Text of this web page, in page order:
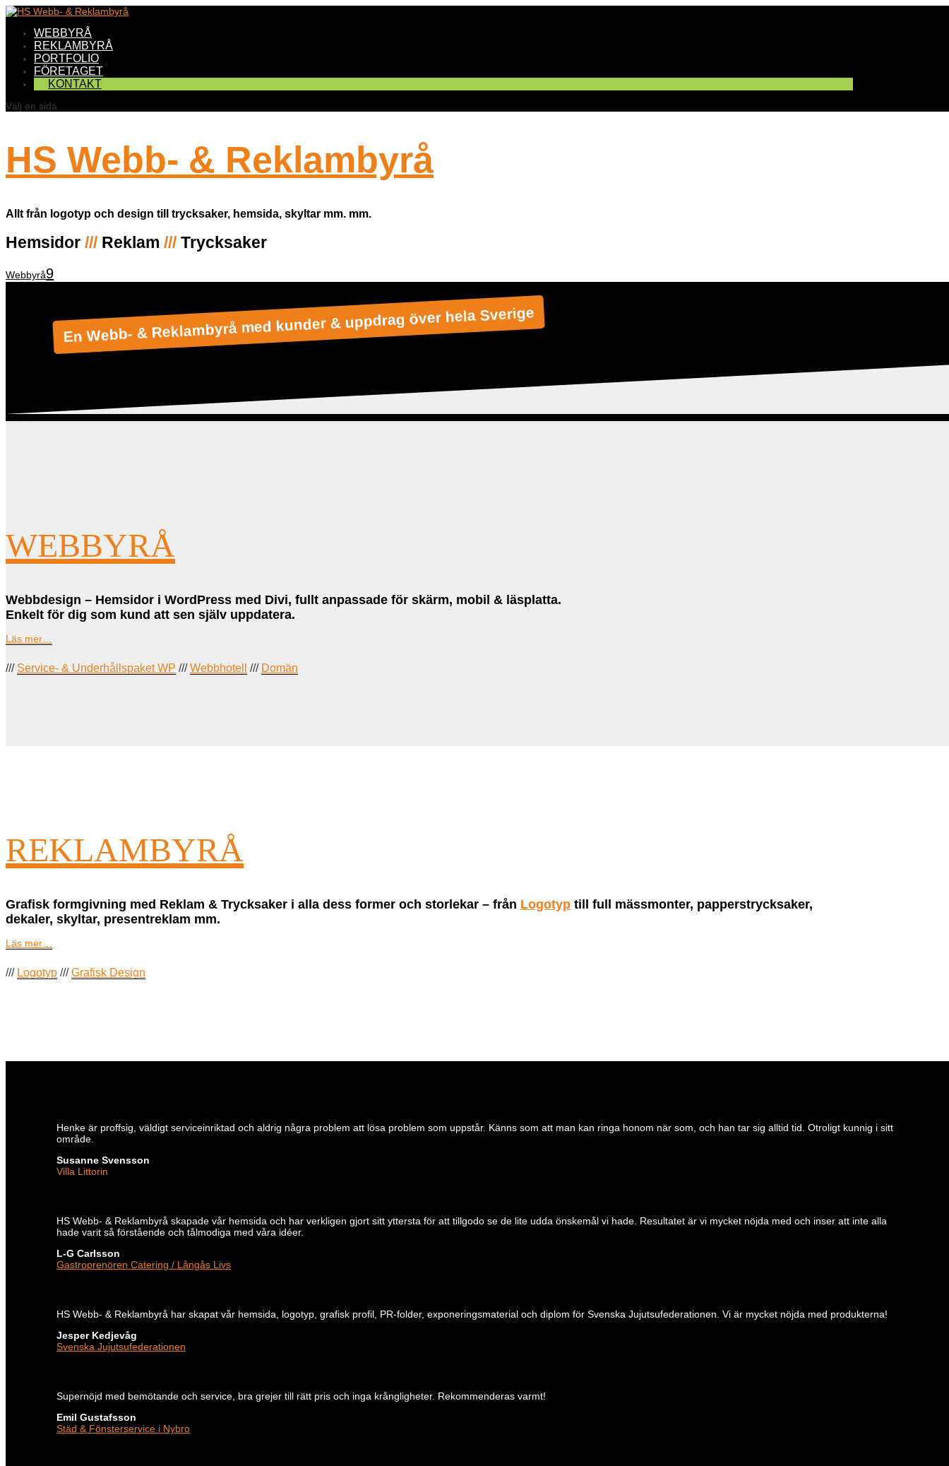
WEBBYRÅ
REKLAMBYRÅ
PORTFOLIO
FÖRETAGET
KONTAKT
Välj en sida
HS Webb- & Reklambyrå
Allt från logotyp och design till trycksaker, hemsida, skyltar mm. mm.
Hemsidor /// Reklam /// Trycksaker
Webbyrå
En Webb- & Reklambyrå med kunder & uppdrag över hela Sverige
WEBBYRÅ
Webbdesign – Hemsidor i WordPress med Divi, fullt anpassade för skärm, mobil & läsplatta.
Enkelt för dig som kund att sen själv uppdatera.
Läs mer…
/// Service- & Underhållspaket WP ///Webbhotell /// Domän
REKLAMBYRÅ
Grafisk formgivning med Reklam & Trycksaker i alla dess former och storlekar – från Logotyp till full mässmonter, papperstrycksaker,
dekaler, skyltar, presentreklam mm.
Läs mer…
/// Logotyp ///Grafisk Design
Henke är proffsig, väldigt serviceinriktad och aldrig några problem att lösa problem som uppstår. Känns som att man kan ringa honom när som, och han tar sig alltid tid. Otroligt kunnig i sitt
område.
Susanne Svensson
Villa Littorin
HS Webb- & Reklambyrå skapade vår hemsida och har verkligen gjort sitt yttersta för att tillgodo se de lite udda önskemål vi hade. Resultatet är vi mycket nöjda med och inser att inte alla
hade varit så förstående och tålmodiga med våra idéer.
L-G Carlsson
Gastroprenören Catering / Långås Livs
HS Webb- & Reklambyrå har skapat vår hemsida, logotyp, grafisk profil, PR-folder, exponeringsmaterial och diplom för Svenska Jujutsufederationen. Vi är mycket nöjda med produkterna!
Jesper Kedjevåg
Svenska Jujutsufederationen
Supernöjd med bemötande och service, bra grejer till rätt pris och inga krångligheter. Rekommenderas varmt!
Emil Gustafsson
Städ & Fönsterservice i Nybro